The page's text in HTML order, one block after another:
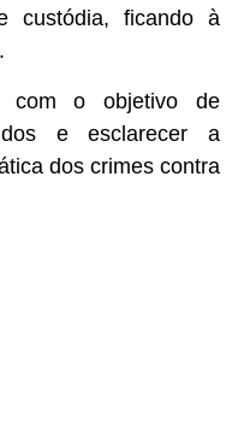
custódia, ficando à
com o objetivo de
e esclarecer a
dos crimes contra